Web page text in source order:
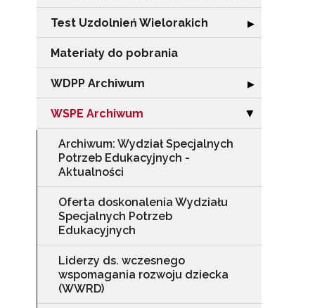
Test Uzdolnień Wielorakich Rozwiń sekcję
▶
Materiały do pobrania
WDPP Archiwum Rozwiń sekcję
▶
WSPE Archiwum Zwiń sekcję
▶
Archiwum: Wydział Specjalnych
Potrzeb Edukacyjnych -
Aktualności
Oferta doskonalenia Wydziału
Specjalnych Potrzeb
Edukacyjnych
Liderzy ds. wczesnego
wspomagania rozwoju dziecka
(WWRD)